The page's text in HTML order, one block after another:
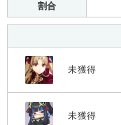
割合
未獲得
未獲得